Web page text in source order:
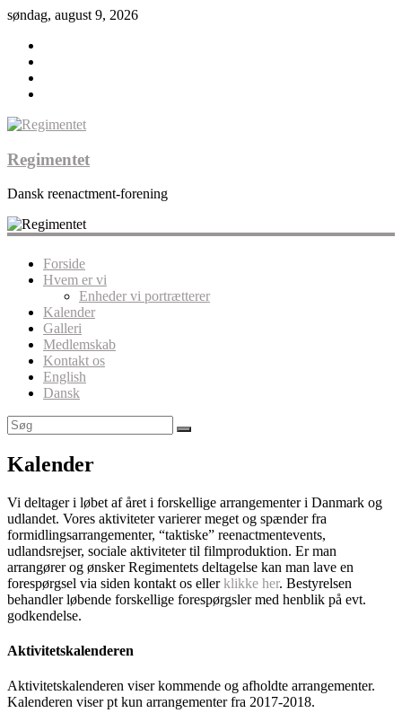
søndag, august 9, 2026
Regimentet
Dansk reenactment-forening
Forside
Hvem er vi
Enheder vi portrætterer
Kalender
Galleri
Medlemskab
Kontakt os
English
Dansk
Kalender
Vi deltager i løbet af året i forskellige arrangementer i Danmark og
udlandet. Vores aktiviteter varierer meget og spænder fra
formidlingsarrangementer, “taktiske” reenactmentevents,
udlandsrejser, sociale aktiviteter til filmproduktion. Er man
arrangører og ønsker Regimentets deltagelse kan man lave en
forespørgsel via siden kontakt os ellerklikke her. Bestyrelsen
behandler løbende forskellige forespørgsler med henblik på evt.
godkendelse.
Aktivitetskalenderen
Aktivitetskalenderen viser kommende og afholdte arrangementer.
Kalenderen viser pt kun arrangementer fra 2017-2018.